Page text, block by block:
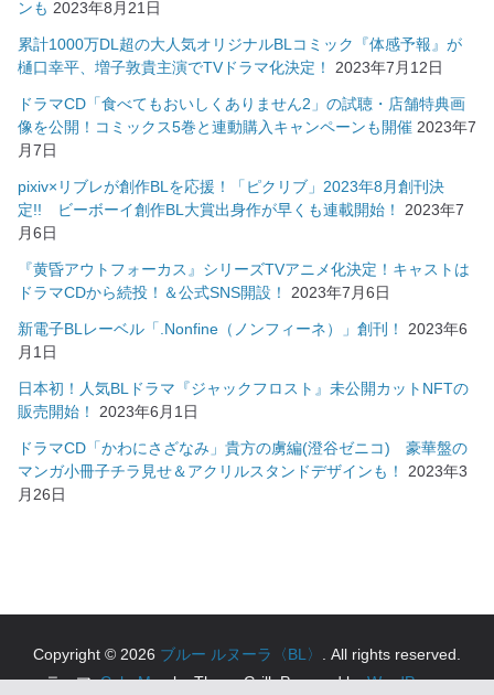
ンも 2023年8月21日
累計1000万DL超の大人気オリジナルBLコミック『体感予報』が
樋口幸平、増子敦貴主演でTVドラマ化決定！
2023年7月12日
ドラマCD「食べてもおいしくありません2」の試聴・店舗特典画
像を公開！コミックス5巻と連動購入キャンペーンも開催 2023年7
月7日
pixiv×リブレが創作BLを応援！「ピクリブ」2023年8月創刊決
定!! ビーボーイ創作BL大賞出身作が早くも連載開始！
2023年7
月6日
『黄昏アウトフォーカス』シリーズTVアニメ化決定！キャストは
ドラマCDから続投！＆公式SNS開設！
2023年7月6日
新電子BLレーベル「.Nonfine（ノンフィーネ）」創刊！
2023年6
月1日
日本初！人気BLドラマ『ジャックフロスト』未公開カットNFTの
販売開始！
2023年6月1日
ドラマCD「かわにさざなみ」貴方の虜編(澄谷ゼニコ) 豪華盤の
マンガ小冊子チラ見せ＆アクリルスタンドデザインも！
2023年3
月26日
Copyright © 2026 ブルー ルヌーラ〈BL〉
. All rights reserved.
テーマ:ColorMagby ThemeGrill. Powered byWordPress.